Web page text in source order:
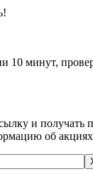
минут,
и получать
об